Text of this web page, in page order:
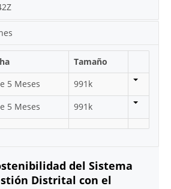
Tamaño
5 Meses
991k
5 Meses 991k
del Sistema
Distrital con el